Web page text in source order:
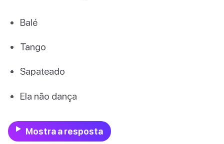
Balé
Tango
Sapateado
Ela não dança
Mostra a resposta